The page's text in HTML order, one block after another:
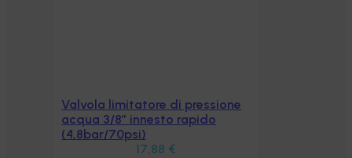
Aggiungi al carrello
Valvola limitatore di pressione
acqua 3/8″ innesto rapido
(4,8bar/70psi)
17,88 €